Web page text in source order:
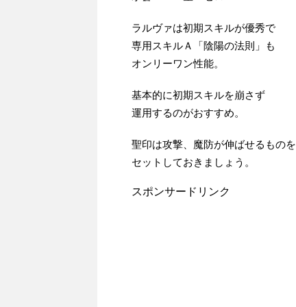
ラルヴァは初期スキルが優秀で
専用スキルＡ「陰陽の法則」も
オンリーワン性能。
基本的に初期スキルを崩さず
運用するのがおすすめ。
聖印は攻撃、魔防が伸ばせるものを
セットしておきましょう。
スポンサードリンク